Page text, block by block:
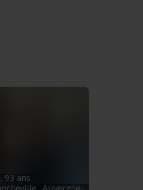
93 ans
, Auvergne-